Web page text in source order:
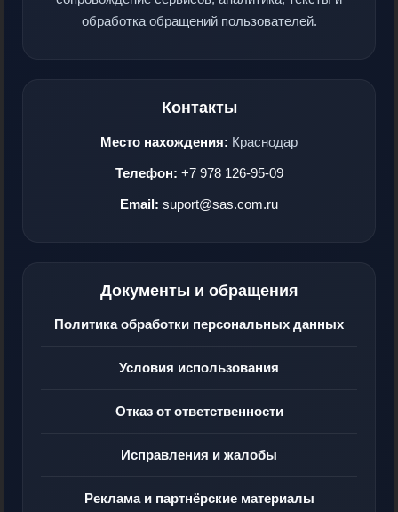
обработка обращений пользователей.
Контакты
Место нахождения: Краснодар
Телефон: +7 978 126-95-09
Email: suport@sas.com.ru
Документы и обращения
Политика обработки персональных данных
Условия использования
Отказ от ответственности
Исправления и жалобы
Реклама и партнёрские материалы